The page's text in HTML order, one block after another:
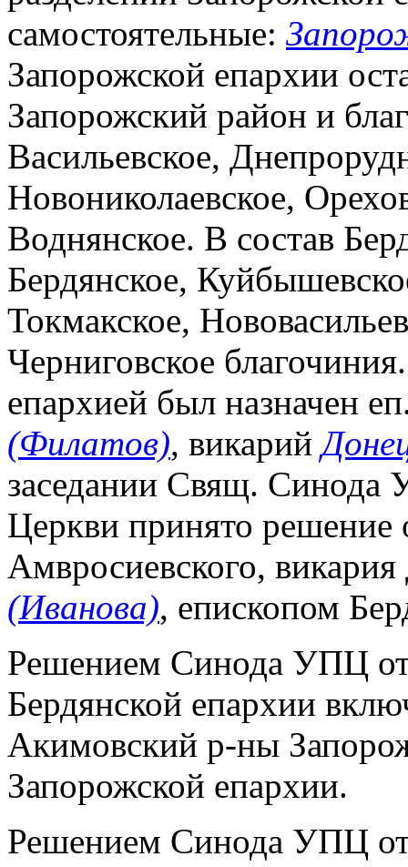
самостоятельные:
Запорожской епархии
Запорожский район и
Васильевское,
Новониколаевское,
Воднянское. В состав
Бердянское,
Токмакское,
Черниговское
епархией был назначен
(Филатов), викарий
заседании Свящ. Синода
Церкви принято решение
Амвросиевского,
(Иванова), епископом
Решением Синода УПЦ от
Бердянской епархии
Акимовский р-ны
Запорожской епархии.
Решением Синода УПЦ от